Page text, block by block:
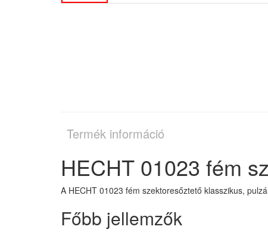
Termék információ
HECHT 01023 fém
A HECHT 01023 fém szektoresőztető klasszikus,
Főbb jellemzők